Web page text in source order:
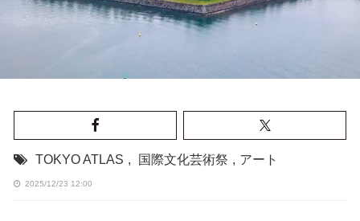
TOKYO ATLAS , 国際文化芸術祭 , アート
2025/12/23 12:00